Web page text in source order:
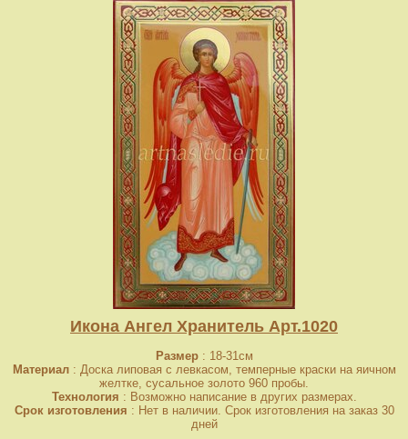
Икона Ангел Хранитель Арт.1020
Размер: 18-31см
Материал: Доска липовая с левкасом, темперные краски на яичном
желтке, сусальное золото 960 пробы.
Технология : Возможно написание в других размерах.
Срок изготовления : Нет в наличии. Срок изготовления на заказ 30
дней